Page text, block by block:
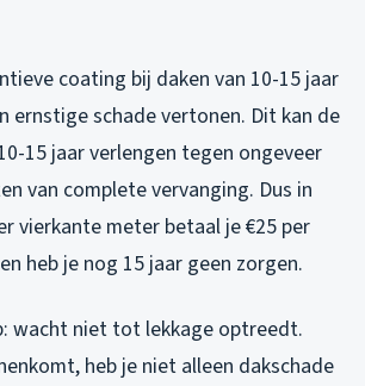
coating bij daken van 10-15 jaar
ernstige schade vertonen. Dit kan de
15 jaar verlengen tegen ongeveer
van complete vervanging. Dus in
vierkante meter betaal je €25 per
heb je nog 15 jaar geen zorgen.
wacht niet tot lekkage optreedt.
heb je niet alleen dakschade